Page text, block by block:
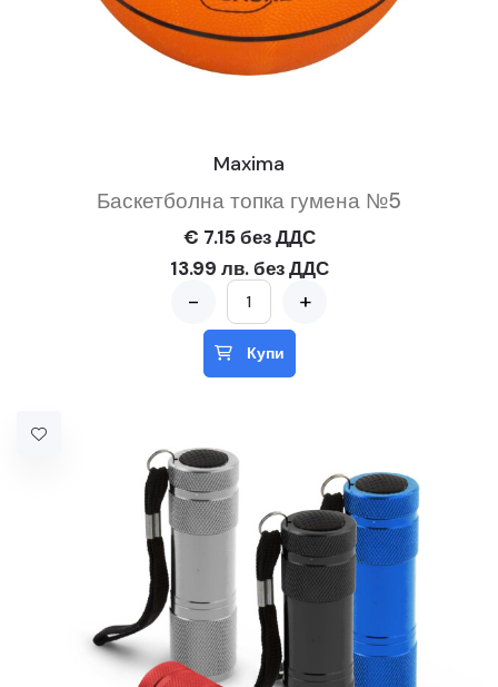
Maxima
Баскетболна топка гумена №5
€ 7.15 без ДДС
13.99 лв. без ДДС
- +
Купи